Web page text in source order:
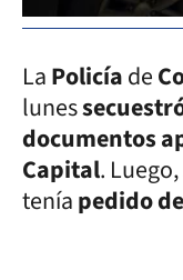
LaPolicíade
lunes
documentos
Capital.
teníapedido